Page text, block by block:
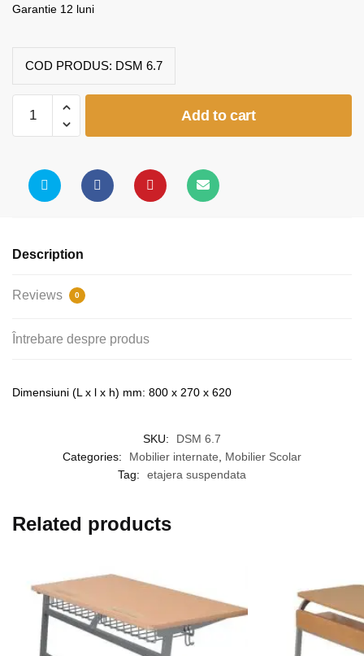
Garantie 12 luni
COD PRODUS: DSM 6.7
suspendată
Add to cart
Description
Reviews 0
Întrebare despre produs
Dimensiuni (L x l x h) mm: 800 x 270 x 620
SKU:
DSM 6.7
Categories:
Mobilier internate
Mobilier Scolar
Tag:
etajera suspendata
Related products